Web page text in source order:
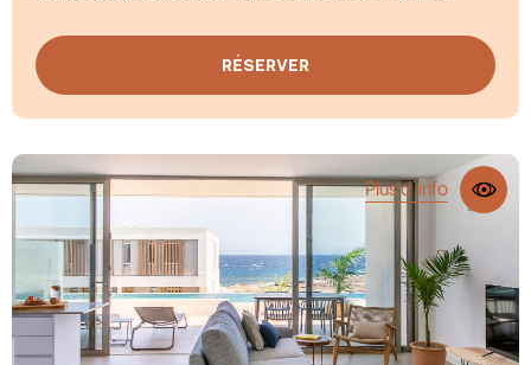
Ces appartements de
chambres avec un lit
King Sizeet deux lits simples, ainsi
qu'une
nécessaires.
RÉSERVER
Plus d´info